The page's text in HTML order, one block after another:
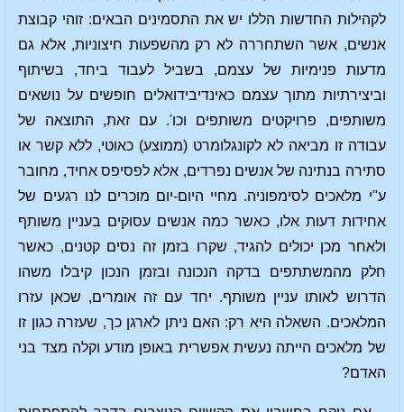
לקהילות החדשות הללו יש את התסמינים הבאים: זוהי קבוצת
אנשים, אשר השתחררה לא רק מהשפעות חיצוניות, אלא גם
מדעות פנימיות של עצמם, בשביל לעבוד ביחד, בשיתוף
וביצירתיות מתוך עצמם כאינדיבידואלים חופשים על נושאים
משותפים, פרויקטים משותפים וכו'. עם זאת, התוצאה של
עבודה זו מביאה לא לקונגלומרט (ממוצע) כאוטי, ללא קשר או
סתירה בנתינה של אנשים נפרדים, אלא לפסיפס אחיד, מחובר
ע"י מלאכים לסימפוניה. מחיי היום-יום מוכרים לנו רגעים של
אחידות דעות אלו, כאשר כמה אנשים עסוקים בעניין משותף
ולאחר מכן יכולים להגיד, שקרו בזמן זה נסים קטנים, כאשר
חלק מהמשתתפים בדקה הנכונה ובזמן הנכון קיבלו משהו
הדרוש לאותו עניין משותף. יחד עם זה אומרים, שכאן עזרו
המלאכים. השאלה היא רק: האם ניתן לארגן כך, שעזרה כגון זו
של מלאכים הייתה נעשית אפשרית באופן מודע וקלה מצד בני
האדם?